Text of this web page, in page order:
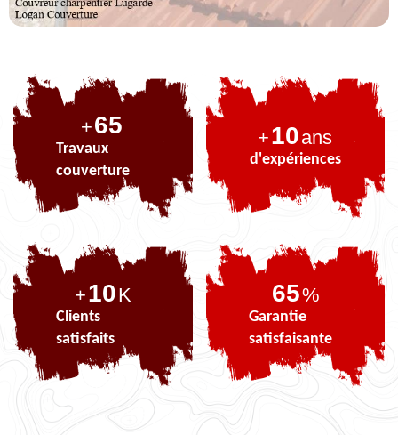
+84
Travaux
couverture
+10ans
d'expériences
+10K
Clients
satisfaits
84%
Garantie
satisfaisante